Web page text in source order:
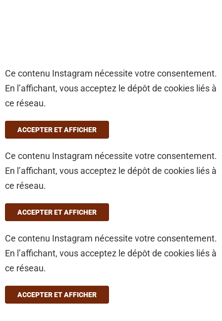
Ce contenu Instagram nécessite votre consentement.
En l’affichant, vous acceptez le dépôt de cookies liés à
ce réseau.
ACCEPTER ET AFFICHER
Ce contenu Instagram nécessite votre consentement.
En l’affichant, vous acceptez le dépôt de cookies liés à
ce réseau.
ACCEPTER ET AFFICHER
Ce contenu Instagram nécessite votre consentement.
En l’affichant, vous acceptez le dépôt de cookies liés à
ce réseau.
ACCEPTER ET AFFICHER